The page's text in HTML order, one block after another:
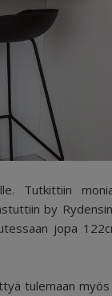
Tutkittiin
by
jopa
tulemaan myös